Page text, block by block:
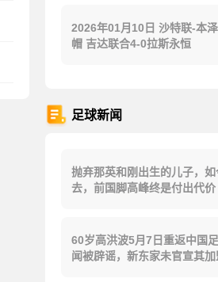
2026年01月10日 沙特联-本
帽 吉达联合4-0拉斯永恒
足球新闻
抛弃那英和刚出生的儿子，
去，前国脚高峰终是付出代价
60岁高洪波5月7日重返中国
闻被辟谣，新东家未官宣其加